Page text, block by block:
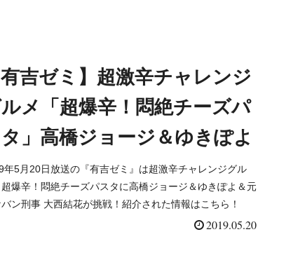
有吉ゼミ】超激辛チャレンジ
メ「超爆辛！悶絶チーズパ
」高橋ジョージ＆ゆきぽよ
年5月20日放送の『有吉ゼミ』は超激辛チャレンジグル
超爆辛！悶絶チーズパスタに高橋ジョージ＆ゆきぽよ＆元
バン刑事 大西結花が挑戦！紹介された情報はこちら！
2019.05.20